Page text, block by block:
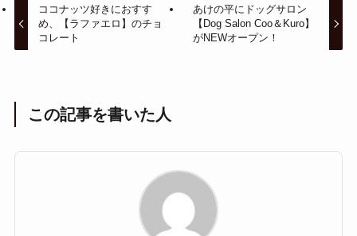
ココナッツ好きにおすす
め、【ラファエロ】のチョ
コレート
あけの平にドッグサロン
【Dog Salon Coo＆Kuro】
がNEWオープン！
この記事を書いた人